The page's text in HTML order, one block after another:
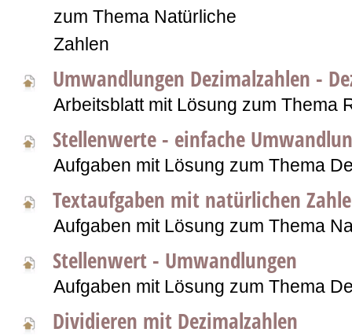
zum Thema Natürliche
Zahlen
Umwandlungen Dezimalzahlen -
Arbeitsblatt mit Lösung zum Thema
Stellenwerte - einfache
Aufgaben mit Lösung zum Thema
Textaufgaben mit natürlichen
Aufgaben mit Lösung zum Thema
Stellenwert - Umwandlungen
Aufgaben mit Lösung zum Thema
Dividieren mit Dezimalzahlen